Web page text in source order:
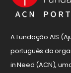
A Fundação AIS
português da
in Need (ACN),